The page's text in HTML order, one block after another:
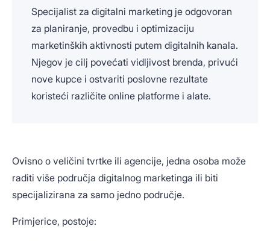
Specijalist za digitalni marketing je odgovoran
za planiranje, provedbu i optimizaciju
marketinških aktivnosti putem digitalnih kanala.
Njegov je cilj povećati vidljivost brenda, privući
nove kupce i ostvariti poslovne rezultate
koristeći različite online platforme i alate.
Ovisno o veličini tvrtke ili agencije, jedna osoba može
raditi više područja digitalnog marketinga ili biti
specijalizirana za samo jedno područje.
Primjerice, postoje: